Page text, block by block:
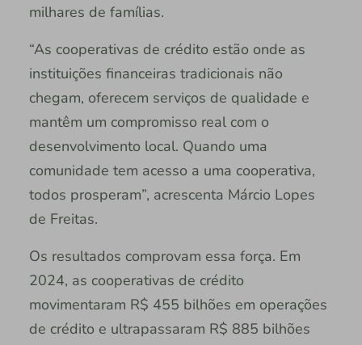
milhares de famílias.
“As cooperativas de crédito estão onde as
instituições financeiras tradicionais não
chegam, oferecem serviços de qualidade e
mantêm um compromisso real com o
desenvolvimento local. Quando uma
comunidade tem acesso a uma cooperativa,
todos prosperam”, acrescenta Márcio Lopes
de Freitas.
Os resultados comprovam essa força. Em
2024, as cooperativas de crédito
movimentaram R$ 455 bilhões em operações
de crédito e ultrapassaram R$ 885 bilhões